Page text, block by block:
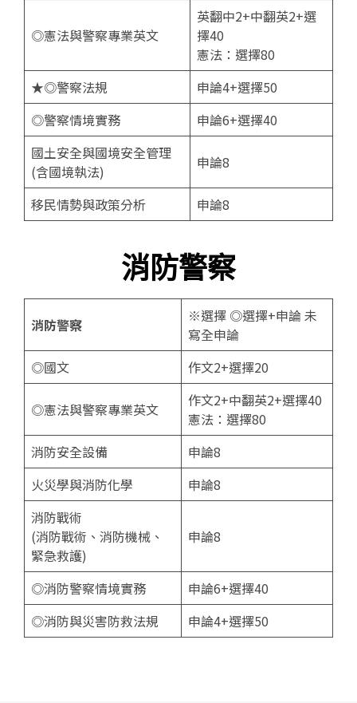
◎憲法與警察專業英文
英翻中2+中翻英2+選
擇40
憲法：選擇80
★◎警察法規
申論4+選擇50
◎警察情境實務
申論6+選擇40
國土安全與國境安全管理
(含國境執法)
申論8
移民情勢與政策分析 申論8
消防警察
消防警察
※選擇 ◎選擇+申論 未
寫全申論
◎國文
作文2+選擇20
◎憲法與警察專業英文
作文2+中翻英2+選擇40
憲法：選擇80
消防安全設備
申論8
火災學與消防化學
申論8
消防戰術
(消防戰術、消防機械、
緊急救護)
申論8
◎消防警察情境實務
申論6+選擇40
◎消防與災害防救法規
申論4+選擇50